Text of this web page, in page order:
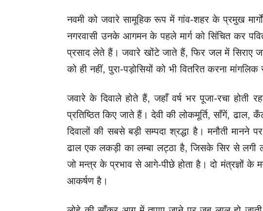
नवमी को जवारे सामूहिक रूप में गांव-शहर के प्रमुख
नगरवासी उनके आगमन के पहले मार्ग को सिंचित कर
प्रसाद लेते हैं। जवारे खोंटे जाते हैं, फिर जल में सिराए
को ही नहीं, पुरा-पड़ोसियों को भी वितरित करना
जवारे के दिवाले होते हैं, जहाँ वर्ष भर पूजा-रचा
प्रतिष्ठित किए जाते हैं। देवी की लोकमूर्ति, साँगें,
दिवालों की सबसे बड़ी सम्पदा श्रद्धा है। मनौती
ढाल एक लकड़ी का लम्बा लट्ठा है, जिसके सिर से लगी
जो मन्त्र के प्रभाव से आगे-पीछे होता है। दो मंत्रज्ञों के
आकर्षण है।